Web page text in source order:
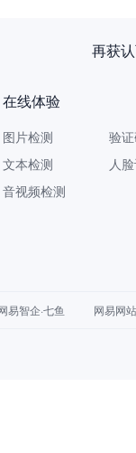
再获
在线体验
图片检测
文本检测
音视频检测
验
人
易智企·七鱼 网易网